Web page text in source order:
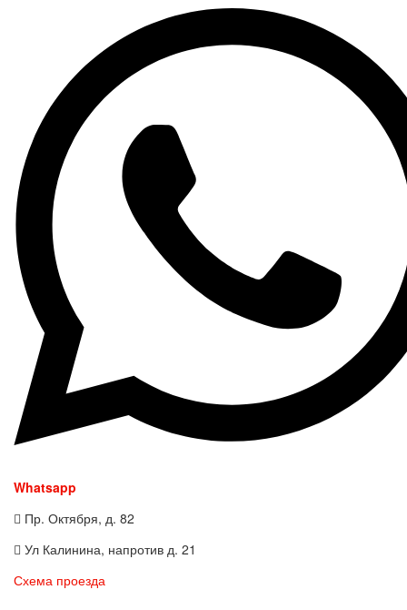
Whatsapp
Пр. Октября, д. 82
Ул Калинина, напротив д. 21
Схема проезда